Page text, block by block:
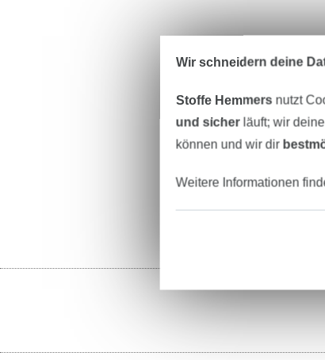
Wir schneidern deine
Stoffe Hemmers nutzt
und sicherläuft; wir
können und wir dir
Weitere Informationen